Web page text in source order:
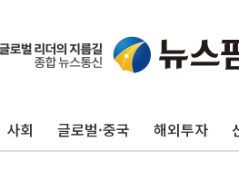
사회 글로벌·중국 해외투자
[사진] 빈살만과 에르도안의 만
이란와이어 "이란 최고지도
[인도증시] 중동 불안 속 유가
황희 '폐버스 청년주택' SNS